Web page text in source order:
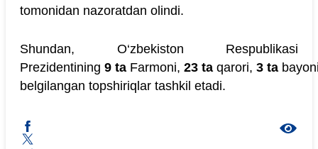
tomonidan nazoratdan olindi.
Shundan, O‘zbekiston Respublikasi
Prezidentining 9 ta Farmoni, 23 ta qarori, 3 ta
belgilangan topshiriqlar tashkil etadi.